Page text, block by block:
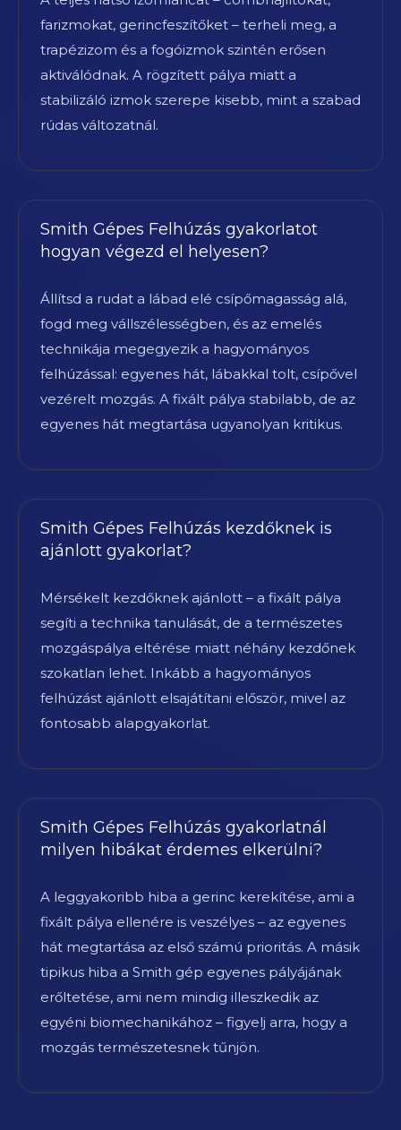
farizmokat, gerincfeszítőket – terheli meg, a
trapézizom és a fogóizmok szintén erősen
aktiválódnak. A rögzített pálya miatt a
stabilizáló izmok szerepe kisebb, mint a szabad
rúdas változatnál.
Smith Gépes Felhúzás gyakorlatot
hogyan végezd el helyesen?
Állítsd a rudat a lábad elé csípőmagasság alá,
fogd meg vállszélességben, és az emelés
technikája megegyezik a hagyományos
felhúzással: egyenes hát, lábakkal tolt, csípővel
vezérelt mozgás. A fixált pálya stabilabb, de az
egyenes hát megtartása ugyanolyan kritikus.
Smith Gépes Felhúzás kezdőknek is
ajánlott gyakorlat?
Mérsékelt kezdőknek ajánlott – a fixált pálya
segíti a technika tanulását, de a természetes
mozgáspálya eltérése miatt néhány kezdőnek
szokatlan lehet. Inkább a hagyományos
felhúzást ajánlott elsajátítani először, mivel az
fontosabb alapgyakorlat.
Smith Gépes Felhúzás gyakorlatnál
milyen hibákat érdemes elkerülni?
A leggyakoribb hiba a gerinc kerekítése, ami a
fixált pálya ellenére is veszélyes – az egyenes
hát megtartása az első számú prioritás. A másik
tipikus hiba a Smith gép egyenes pályájának
erőltetése, ami nem mindig illeszkedik az
egyéni biomechanikához – figyelj arra, hogy a
mozgás természetesnek tűnjön.